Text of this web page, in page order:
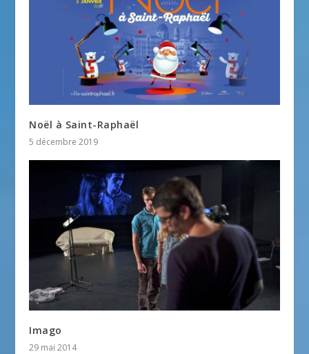
Noël à Saint-Raphaël
5 décembre 2019
Imago
29 mai 2014